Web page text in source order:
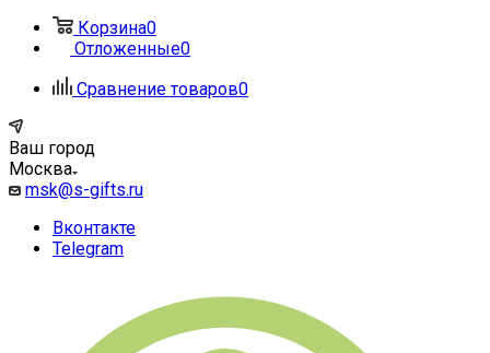
Корзина0
Отложенные0
Сравнение товаров0
Ваш город
Москва
msk@s-gifts.ru
Вконтакте
Telegram